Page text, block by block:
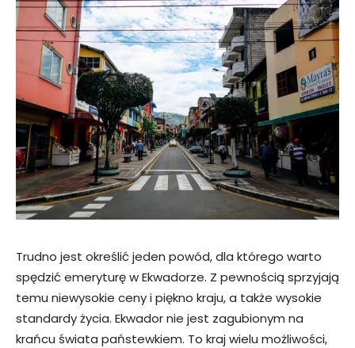
Trudno jest określić jeden powód, dla którego warto
spędzić emeryturę w Ekwadorze. Z pewnością sprzyjają
temu niewysokie ceny i piękno kraju, a także wysokie
standardy życia. Ekwador nie jest zagubionym na
krańcu świata państewkiem. To kraj wielu możliwości,